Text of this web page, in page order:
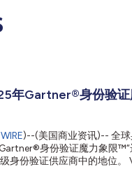
年Gartner®身份验证
)--(美国商业资讯)-- 全球
身份验证魔力象限™“
身份验证供应商中的地位。